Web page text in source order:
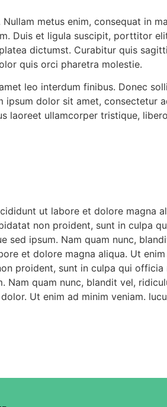
metus enim, consequat in
Duis et ligula suscipit, porttitor
dictumst. Curabitur quis
quis orci pharetra molestie.
leo interdum finibus. Donec
dolor sit amet, consectetur
laoreet ullamcorper tristique,
ut labore et dolore magna
non proident, sunt in culpa
ipsum. Nam quam nunc,
et dolore magna aliqua. Ut
proident, sunt in culpa qui
quam nunc, blandit vel,
Ut enim ad minim veniam.